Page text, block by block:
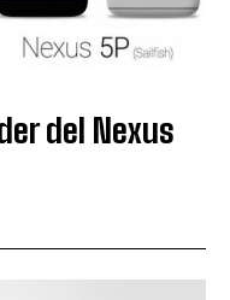
del Nexus